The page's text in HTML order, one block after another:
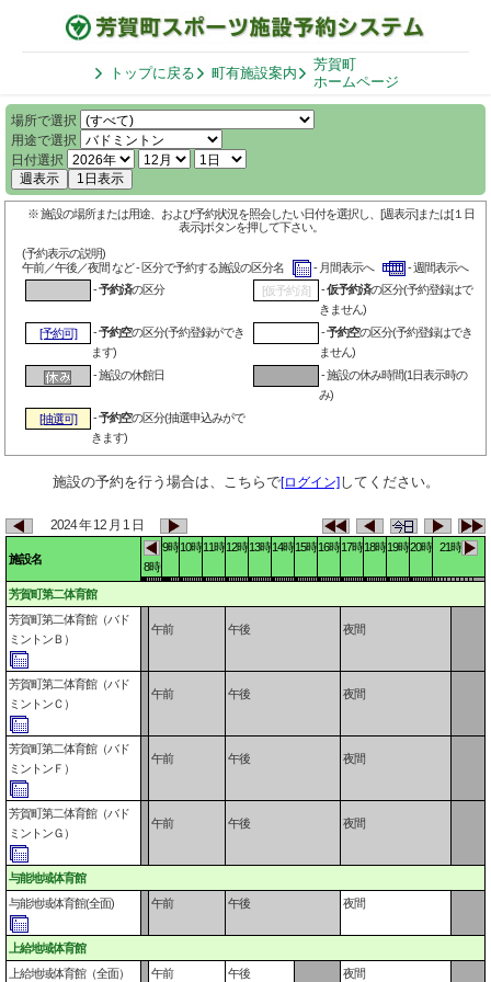
トップに戻る 町有施設案内
芳賀町
ホームページ
場所で選択
用途で選択
日付選択
週表示
1日表示
※ 施設の場所または用途、および予約状況を照会したい日付を選択し、[週表示]または[１日
表示]ボタンを押して下さい。
(予約表示の説明)
午前／午後／夜間 など - 区分で予約する施設の区分名
- 月間表示へ
- 週間表示へ
-予約済の区分 [仮予約済] -仮予約済の区分(予約登録はで
きません)
[予約可]
-予約空の区分(予約登録ができ
ます)
-予約空の区分(予約登録はでき
ません)
- 施設の休館日
- 施設の休み時間(1日表示時の
み)
[抽選可]
-予約空の区分(抽選申込みがで
きます)
施設の予約を行う場合は、こちらで[ログイン]してください。
2024 年 12 月 1 日
施設名
8時
9時10時11時12時13時14時15時16時17時18時19時20時 21時
芳賀町第二体育館
芳賀町第二体育館（バド
ミントンＢ）
午前 午後 夜間
芳賀町第二体育館（バド
ミントンＣ）
午前 午後 夜間
芳賀町第二体育館（バド
ミントンＦ）
午前 午後 夜間
芳賀町第二体育館（バド
ミントンＧ）
午前 午後 夜間
与能地域体育館
与能地域体育館(全面)
午前 午後 夜間
上給地域体育館
上給地域体育館（全面）
午前 午後 夜間